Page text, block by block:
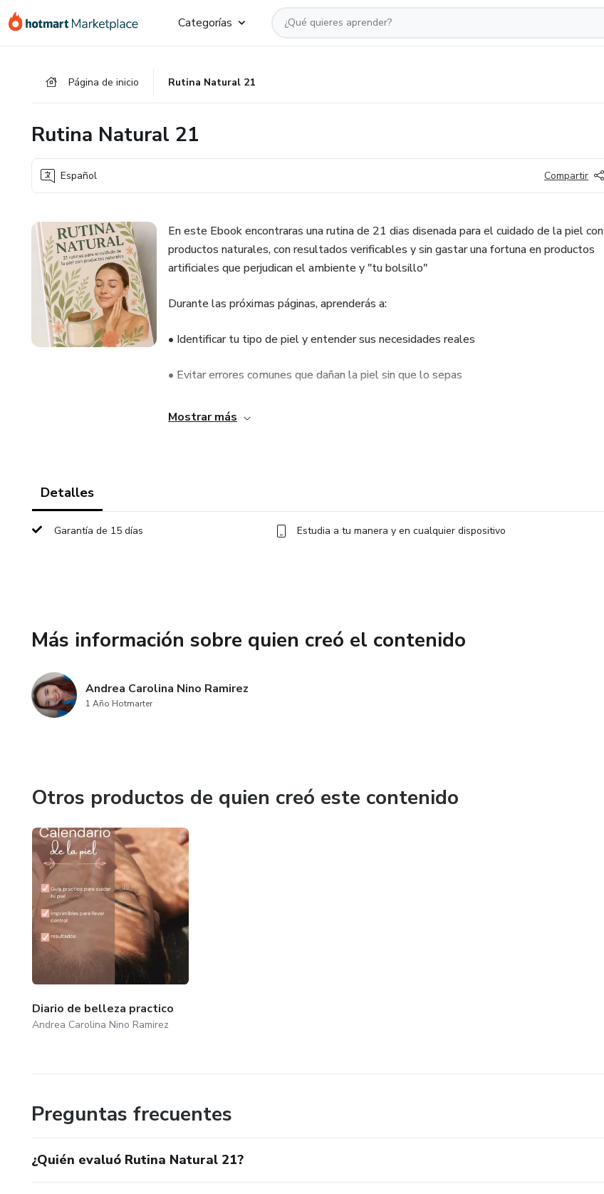
Categorías
Página de inicio Rutina Natural 21
Rutina Natural 21
Español Compartir
En este Ebook encontraras una rutina de 21 dias disenada para el cuidado de la piel con
productos naturales, con resultados verificables y sin gastar una fortuna en productos
artificiales que perjudican el ambiente y "tu bolsillo"
Durante las próximas páginas, aprenderás a:
• Identificar tu tipo de piel y entender sus necesidades reales
• Evitar errores comunes que dañan la piel sin que lo sepas
• Conocer ingredientes naturales que puedes usar fácilmente en casa
Mostrar más
Detalles
Garantía de 15 días Estudia a tu manera y en cualquier dispositivo
Más información sobre quien creó el contenido
Andrea Carolina Nino Ramirez
1 Año Hotmarter
Otros productos de quien creó este contenido
Diario de belleza practico
Andrea Carolina Nino Ramirez
Preguntas frecuentes
¿Quién evaluó Rutina Natural 21?